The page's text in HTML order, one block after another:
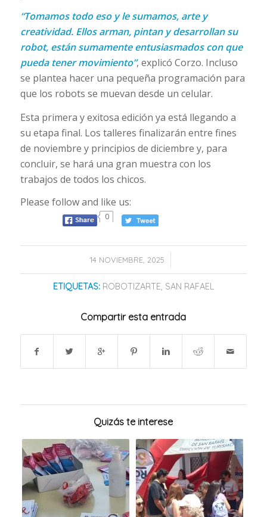
“Tomamos todo eso y le sumamos, arte y
creatividad. Ellos arman, pintan y desarrollan su
robot, están sumamente entusiasmados con que
pueda tener movimiento”, explicó Corzo. Incluso
se plantea hacer una pequeña programación para
que los robots se muevan desde un celular.
Esta primera y exitosa edición ya está llegando a
su etapa final. Los talleres finalizarán entre fines
de noviembre y principios de diciembre y, para
concluir, se hará una gran muestra con los
trabajos de todos los chicos.
Please follow and like us:
0
14 NOVIEMBRE, 2025
/
ETIQUETAS: ROBOTIZARTE SAN RAFAEL
Compartir esta entrada
Quizás te interese